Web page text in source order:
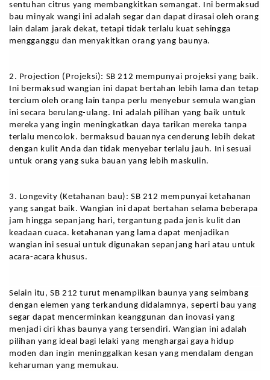
sentuhan citrus yang membangkitkan semangat. Ini bermaksud
bau minyak wangi ini adalah segar dan dapat dirasai oleh orang
lain dalam jarak dekat, tetapi tidak terlalu kuat sehingga
mengganggu dan menyakitkan orang yang baunya.
2. Projection (Projeksi): SB 212 mempunyai projeksi yang baik.
Ini bermaksud wangian ini dapat bertahan lebih lama dan tetap
tercium oleh orang lain tanpa perlu menyebur semula wangian
ini secara berulang-ulang. Ini adalah pilihan yang baik untuk
mereka yang ingin meningkatkan daya tarikan mereka tanpa
terlalu mencolok. bermaksud bauannya cenderung lebih dekat
dengan kulit Anda dan tidak menyebar terlalu jauh. Ini sesuai
untuk orang yang suka bauan yang lebih maskulin.
3. Longevity (Ketahanan bau): SB 212 mempunyai ketahanan
yang sangat baik. Wangian ini dapat bertahan selama beberapa
jam hingga sepanjang hari, tergantung pada jenis kulit dan
keadaan cuaca. ketahanan yang lama dapat menjadikan
wangian ini sesuai untuk digunakan sepanjang hari atau untuk
acara-acara khusus.
Selain itu, SB 212 turut menampilkan baunya yang seimbang
dengan elemen yang terkandung didalamnya, seperti bau yang
segar dapat mencerminkan keanggunan dan inovasi yang
menjadi ciri khas baunya yang tersendiri. Wangian ini adalah
pilihan yang ideal bagi lelaki yang menghargai gaya hidup
moden dan ingin meninggalkan kesan yang mendalam dengan
keharuman yang memukau.